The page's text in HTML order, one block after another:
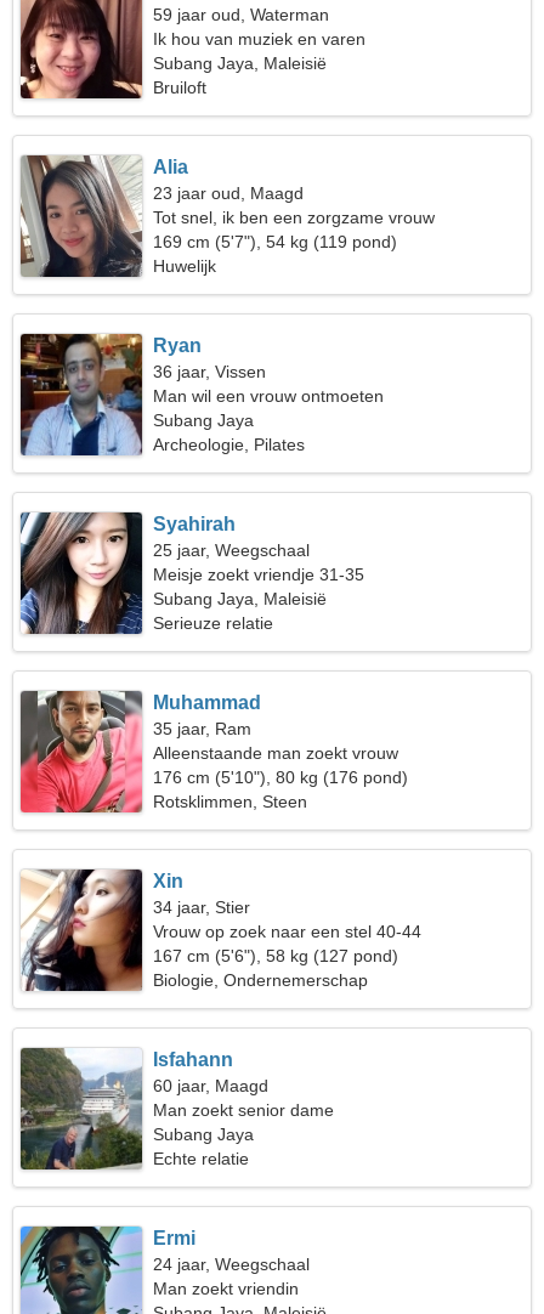
59 jaar oud, Waterman
Ik hou van muziek en varen
Subang Jaya, Maleisië
Bruiloft
Alia
23 jaar oud, Maagd
Tot snel, ik ben een zorgzame vrouw
169 cm (5'7"), 54 kg (119 pond)
Huwelijk
Ryan
36 jaar, Vissen
Man wil een vrouw ontmoeten
Subang Jaya
Archeologie, Pilates
Syahirah
25 jaar, Weegschaal
Meisje zoekt vriendje 31-35
Subang Jaya, Maleisië
Serieuze relatie
Muhammad
35 jaar, Ram
Alleenstaande man zoekt vrouw
176 cm (5'10"), 80 kg (176 pond)
Rotsklimmen, Steen
Xin
34 jaar, Stier
Vrouw op zoek naar een stel 40-44
167 cm (5'6"), 58 kg (127 pond)
Biologie, Ondernemerschap
Isfahann
60 jaar, Maagd
Man zoekt senior dame
Subang Jaya
Echte relatie
Ermi
24 jaar, Weegschaal
Man zoekt vriendin